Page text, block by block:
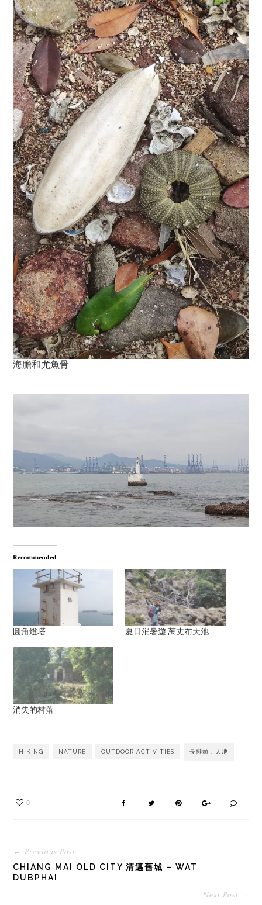
海膽和尤魚骨
Recommended
圓角燈塔 夏日消暑遊 萬丈布天池
消失的村落
HIKING NATURE OUTDOOR ACTIVITIES 長排頭 . 天池
0
← Previous Post
CHIANG MAI OLD CITY 清邁舊城 – WAT
DUBPHAI
Next Post →